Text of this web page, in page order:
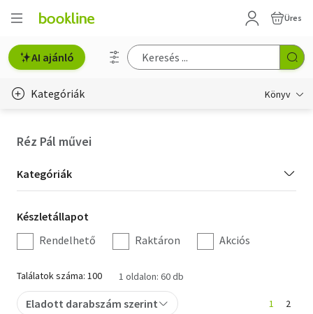
Üres
AI ajánló
Kategóriák Könyv
Hobbi, szabadidő
Irodalom
Művészet
Szakkönyv
Réz Pál művei
Kategória
szűrés
Kategóriák
Készletállapot
szűrés
Készletállapot
Rendelhető
Raktáron Akciós
Találatok száma: 100 1 oldalon: 60 db
Eladott darabszám szerint 1 2